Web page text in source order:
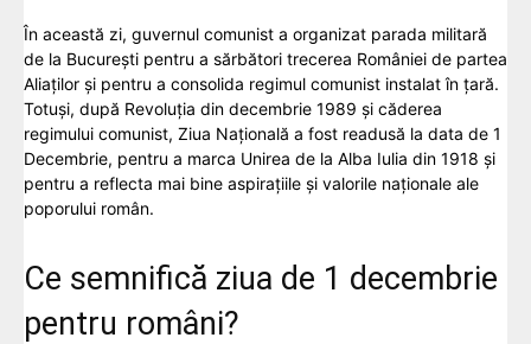
În această zi, guvernul comunist a organizat parada militară
de la București pentru a sărbători trecerea României de partea
Aliaților și pentru a consolida regimul comunist instalat în țară.
Totuși, după Revoluția din decembrie 1989 și căderea
regimului comunist, Ziua Națională a fost readusă la data de 1
Decembrie, pentru a marca Unirea de la Alba Iulia din 1918 și
pentru a reflecta mai bine aspirațiile și valorile naționale ale
poporului român.
Ce semnifică ziua de 1 decembrie
pentru români?